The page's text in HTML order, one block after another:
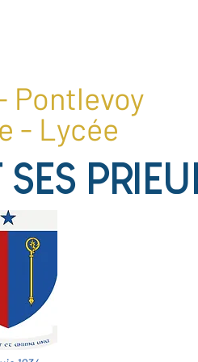
Pontlevoy
- Lycée